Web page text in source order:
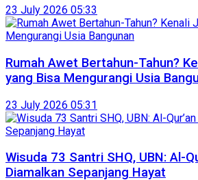
23 July 2026 05:33
Rumah Awet Bertahun-Tahun?
yang Bisa Mengurangi Usia
23 July 2026 05:31
Wisuda 73 Santri SHQ, UBN: Al-
Diamalkan Sepanjang Hayat